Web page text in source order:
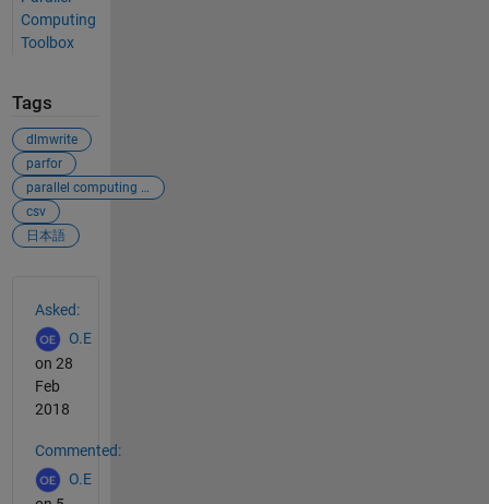
Computing
Toolbox
Tags
dlmwrite
parfor
parallel computing toolbox
csv
日本語
Asked:
O.E
on 28
Feb
2018
Commented:
O.E